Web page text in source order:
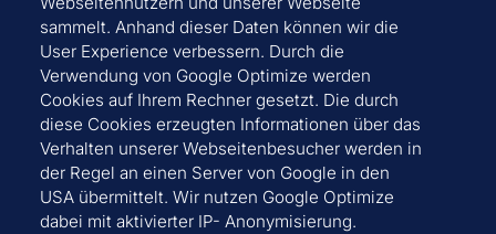
sammelt. Anhand dieser Daten können wir die
User Experience verbessern. Durch die
Verwendung von Google Optimize werden
Cookies auf Ihrem Rechner gesetzt. Die durch
diese Cookies erzeugten Informationen über das
Verhalten unserer Webseitenbesucher werden in
der Regel an einen Server von Google in den
USA übermittelt. Wir nutzen Google Optimize
dabei mit aktivierter IP- Anonymisierung.